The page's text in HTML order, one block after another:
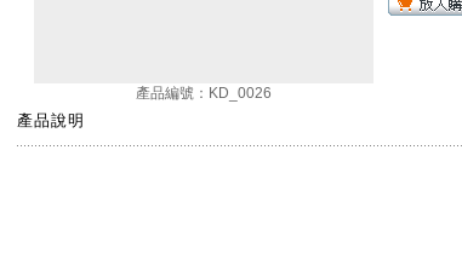
產品編號：KD_0026
產品說明